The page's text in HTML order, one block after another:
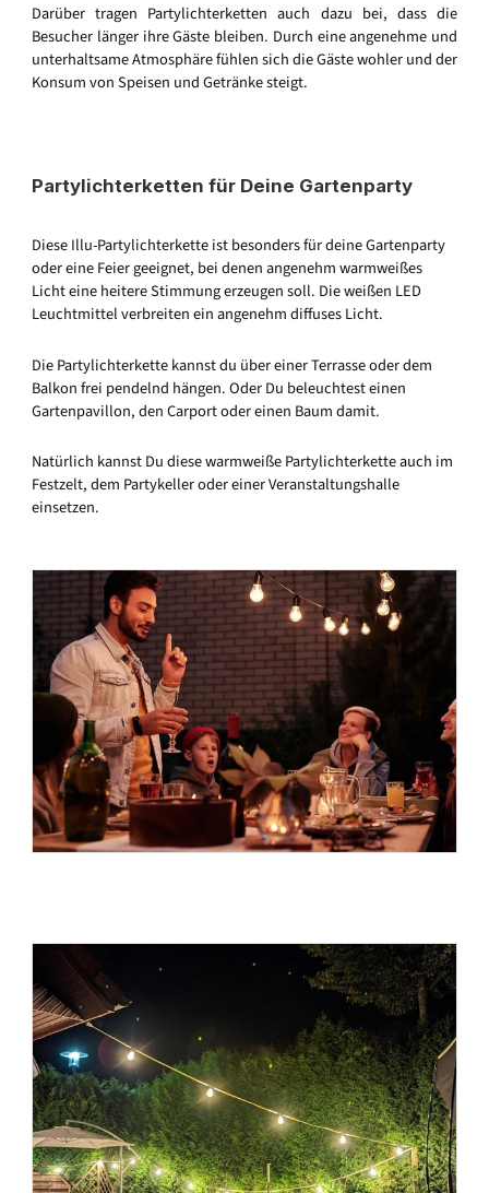
Darüber tragen Partylichterketten auch dazu bei, dass die
Besucher länger ihre Gäste bleiben. Durch eine angenehme und
unterhaltsame Atmosphäre fühlen sich die Gäste wohler und der
Konsum von Speisen und Getränke steigt.
Partylichterketten für Deine Gartenparty
Diese Illu-Partylichterkette ist besonders für deine Gartenparty
oder eine Feier geeignet, bei denen angenehm warmweißes
Licht eine heitere Stimmung erzeugen soll. Die weißen LED
Leuchtmittel verbreiten ein angenehm diffuses Licht.
Die Partylichterkette kannst du über einer Terrasse oder dem
Balkon frei pendelnd hängen. Oder Du beleuchtest einen
Gartenpavillon, den Carport oder einen Baum damit.
Natürlich kannst Du diese warmweiße Partylichterkette auch im
Festzelt, dem Partykeller oder einer Veranstaltungshalle
einsetzen.